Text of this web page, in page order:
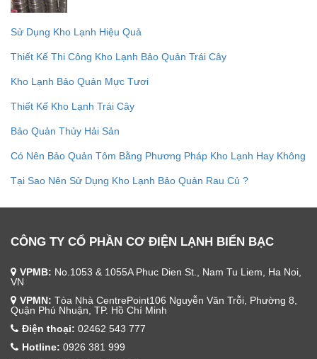
Sử Dụng Kho Lạnh Hiệu Quả
Thiết Kế Thi Công Kho Lạnh Bảo Quản Trái Cây
Kho Lạnh Bảo Quản Mực Tươi
Thiết Kế Kho Lạnh Trái Cây
Bảo Quản Thủy Hải Sản
Có Nên Bảo Quản Tôm Bằng Phương Pháp Kho Lạnh Hay Không
Tại Sao Nên Sử Dụng Kho Lạnh Bảo Quản Rau Củ ?
CÔNG TY CỔ PHẦN CƠ ĐIỆN LẠNH BIỂN BẠC
VPMB: No.1053 & 1055A Phuc Dien St., Nam Tu Liem, Ha Noi,
VN
VPMN: Tòa Nhà CentrePoint106 Nguyễn Văn Trỗi, Phường 8,
Quận Phú Nhuận, TP. Hồ Chí Minh
Điện thoại: 02462 543 777
Hotline: 0926 381 999